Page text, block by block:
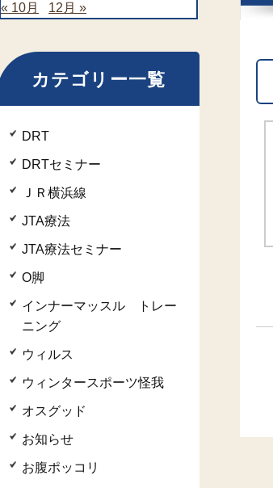
« 10月 12月 »
カテゴリー一覧
DRT
DRTセミナー
ＪＲ横浜線
JTA療法
JTA療法セミナー
O脚
インナーマッスル トレー
ニング
ウィルス
ウィンタースポーツ怪我
オスグッド
お知らせ
お腹ポッコリ